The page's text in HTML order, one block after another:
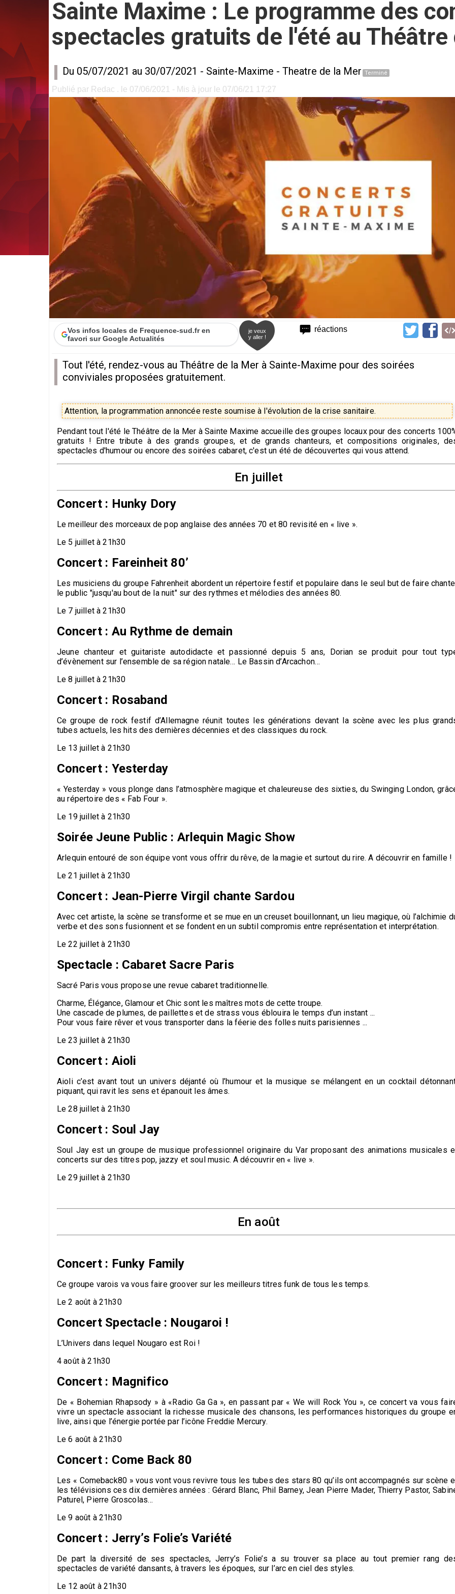
Sainte Maxime : Le programme des
spectacles gratuits de l'été au Théâtre
Du 05/07/2021 au 30/07/2021 - Sainte-Maxime - Theatre de la Mer Terminé
Publié par Redac . le 07/06/2021 - Mis à jour le 07/06/21 17:27
réactions
Vos infos locales de Frequence-sud.fr en
favori sur Google Actualités
je veux
y aller !
Tout l'été, rendez-vous au Théâtre de la Mer à Sainte-Maxime pour des soirées
conviviales proposées gratuitement.
Attention, la programmation annoncée reste soumise à l'évolution de la crise sanitaire.
Pendant tout l'été le Théâtre de la Mer à Sainte Maxime accueille des groupes locaux pour des concerts
gratuits ! Entre tribute à des grands groupes, et de grands chanteurs, et compositions originales,
spectacles d'humour ou encore des soirées cabaret, c'est un été de découvertes qui vous attend.
En juillet
Concert : Hunky Dory
Le meilleur des morceaux de pop anglaise des années 70 et 80 revisité en « live ».
Le 5 juillet à 21h30
Concert : Fareinheit 80’
Les musiciens du groupe Fahrenheit abordent un répertoire festif et populaire dans le seul but de faire
le public "jusqu'au bout de la nuit" sur des rythmes et mélodies des années 80.
Le 7 juillet à 21h30
Concert : Au Rythme de demain
Jeune chanteur et guitariste autodidacte et passionné depuis 5 ans, Dorian se produit pour tout
d’évènement sur l’ensemble de sa région natale… Le Bassin d’Arcachon…
Le 8 juillet à 21h30
Concert : Rosaband
Ce groupe de rock festif d’Allemagne réunit toutes les générations devant la scène avec les plus
tubes actuels, les hits des dernières décennies et des classiques du rock.
Le 13 juillet à 21h30
Concert : Yesterday
« Yesterday » vous plonge dans l’atmosphère magique et chaleureuse des sixties, du Swinging London,
au répertoire des « Fab Four ».
Le 19 juillet à 21h30
Soirée Jeune Public : Arlequin Magic Show
Arlequin entouré de son équipe vont vous offrir du rêve, de la magie et surtout du rire. A découvrir en famille !
Le 21 juillet à 21h30
Concert : Jean-Pierre Virgil chante Sardou
Avec cet artiste, la scène se transforme et se mue en un creuset bouillonnant, un lieu magique, où l’alchimie
verbe et des sons fusionnent et se fondent en un subtil compromis entre représentation et interprétation.
Le 22 juillet à 21h30
Spectacle : Cabaret Sacre Paris
Sacré Paris vous propose une revue cabaret traditionnelle.
Charme, Élégance, Glamour et Chic sont les maîtres mots de cette troupe.
Une cascade de plumes, de paillettes et de strass vous éblouira le temps d’un instant ...
Pour vous faire rêver et vous transporter dans la féerie des folles nuits parisiennes ...
Le 23 juillet à 21h30
Concert : Aioli
Aioli c’est avant tout un univers déjanté où l’humour et la musique se mélangent en un cocktail
piquant, qui ravit les sens et épanouit les âmes.
Le 28 juillet à 21h30
Concert : Soul Jay
Soul Jay est un groupe de musique professionnel originaire du Var proposant des animations musicales
concerts sur des titres pop, jazzy et soul music. A découvrir en « live ».
Le 29 juillet à 21h30
En août
Concert : Funky Family
Ce groupe varois va vous faire groover sur les meilleurs titres funk de tous les temps.
Le 2 août à 21h30
Concert Spectacle : Nougaroi !
L’Univers dans lequel Nougaro est Roi !
4 août à 21h30
Concert : Magnifico
De « Bohemian Rhapsody » à «Radio Ga Ga », en passant par « We will Rock You », ce concert va vous
vivre un spectacle associant la richesse musicale des chansons, les performances historiques du groupe
live, ainsi que l’énergie portée par l’icône Freddie Mercury.
Le 6 août à 21h30
Concert : Come Back 80
Les « Comeback80 » vous vont vous revivre tous les tubes des stars 80 qu’ils ont accompagnés sur scène
les télévisions ces dix dernières années : Gérard Blanc, Phil Barney, Jean Pierre Mader, Thierry Pastor,
Paturel, Pierre Groscolas…
Le 9 août à 21h30
Concert : Jerry’s Folie’s Variété
De part la diversité de ses spectacles, Jerry’s Folie’s a su trouver sa place au tout premier rang
spectacles de variété dansants, à travers les époques, sur l’arc en ciel des styles.
Le 12 août à 21h30